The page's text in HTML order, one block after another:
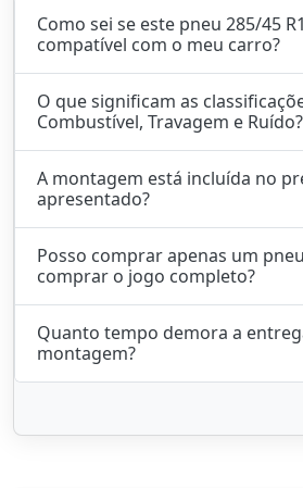
Como sei se este pneu 285/45
compatível com o meu carro?
O que significam as
Combustível, Travagem e Ruído?
A montagem está incluída no
apresentado?
Posso comprar apenas um
comprar o jogo completo?
Quanto tempo demora a
montagem?